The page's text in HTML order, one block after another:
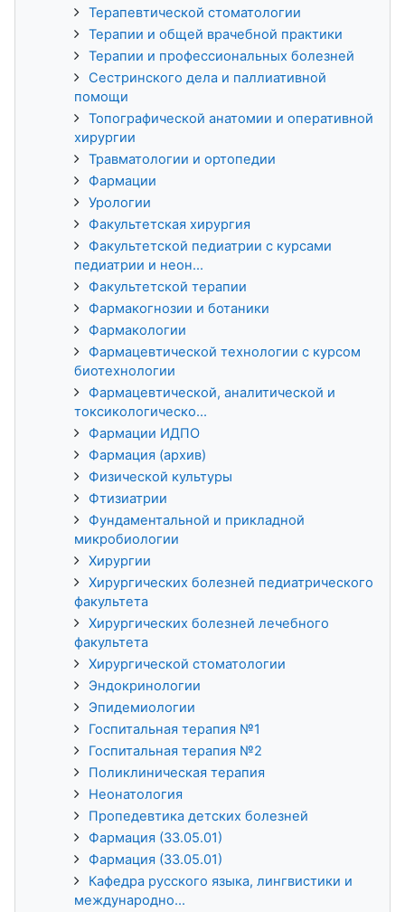
Терапевтической стоматологии
Терапии и общей врачебной практики
Терапии и профессиональных болезней
Сестринского дела и паллиативной
помощи
Топографической анатомии и оперативной
хирургии
Травматологии и ортопедии
Фармации
Урологии
Факультетская хирургия
Факультетской педиатрии с курсами
педиатрии и неон...
Факультетской терапии
Фармакогнозии и ботаники
Фармакологии
Фармацевтической технологии с курсом
биотехнологии
Фармацевтической, аналитической и
токсикологическо...
Фармации ИДПО
Фармация (архив)
Физической культуры
Фтизиатрии
Фундаментальной и прикладной
микробиологии
Хирургии
Хирургических болезней педиатрического
факультета
Хирургических болезней лечебного
факультета
Хирургической стоматологии
Эндокринологии
Эпидемиологии
Госпитальная терапия №1
Госпитальная терапия №2
Поликлиническая терапия
Неонатология
Пропедевтика детских болезней
Фармация (33.05.01)
Фармация (33.05.01)
Кафедра русского языка, лингвистики и
международно...